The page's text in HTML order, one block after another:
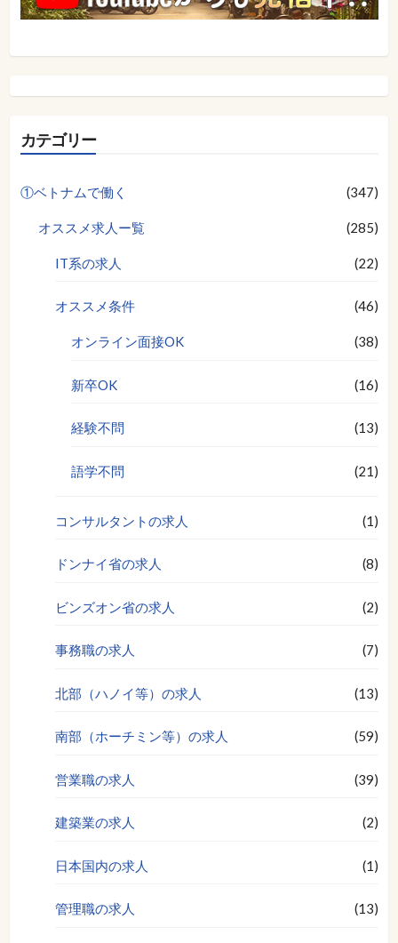
カテゴリー
①ベトナムで働く (347)
オススメ求人ー覧 (285)
IT系の求人 (22)
オススメ条件 (46)
オンライン面接OK (38)
新卒OK (16)
経験不問 (13)
語学不問 (21)
コンサルタントの求人 (1)
ドンナイ省の求人 (8)
ビンズオン省の求人 (2)
事務職の求人 (7)
北部（ハノイ等）の求人 (13)
南部（ホーチミン等）の求人 (59)
営業職の求人 (39)
建築業の求人 (2)
日本国内の求人 (1)
管理職の求人 (13)